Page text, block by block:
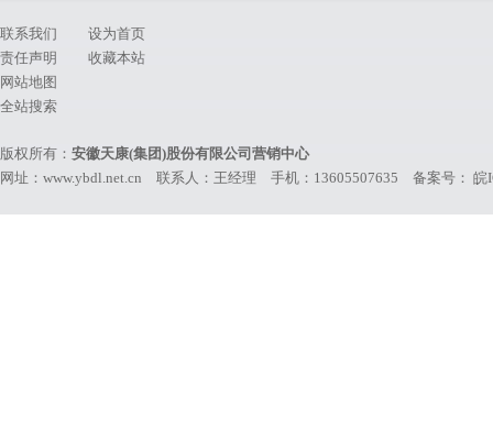
联系我们
责任声明
网站地图
全站搜索
设为首页
收藏本站
版权所有： 安徽天康(集团)股份有限公司营销中心
网址：www.ybdl.net.cn 联系人：王经理 手机：13605507635 备案号： 皖